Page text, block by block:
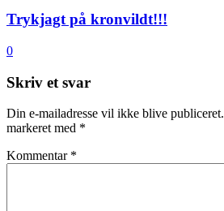
Trykjagt på kronvildt!!!
0
Skriv et svar
Din e-mailadresse vil ikke blive publiceret.
markeret med *
Kommentar *